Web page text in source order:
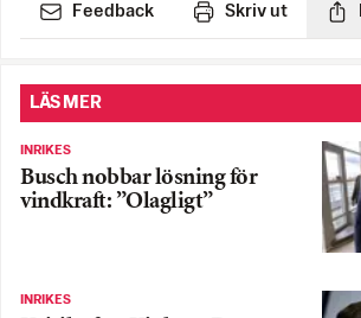
Feedback Skriv ut
LÄS MER
INRIKES
Busch nobbar lösning för
vindkraft: ”Olagligt”
INRIKES